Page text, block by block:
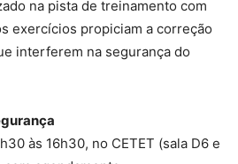
na pista de treinamento com
exercícios propiciam a correção
interferem na segurança do
às 16h30, no CETET (sala D6 e